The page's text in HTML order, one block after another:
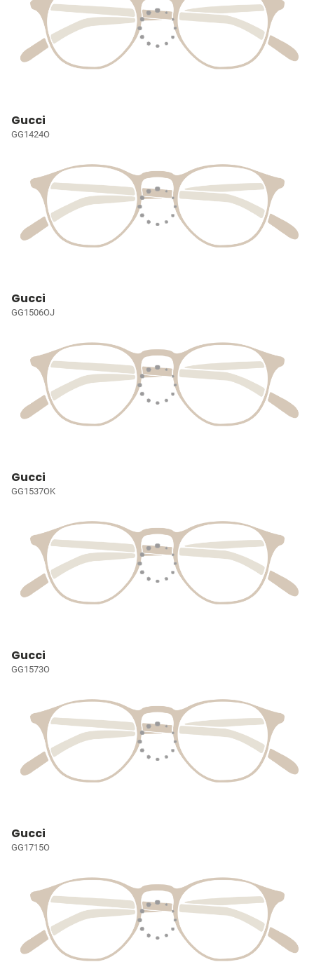
Gucci
GG1424O
Gucci
GG1506OJ
Gucci
GG1537OK
Gucci
GG1573O
Gucci
GG1715O